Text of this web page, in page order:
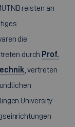
reisten an
die
durch Prof.
, vertreten
University